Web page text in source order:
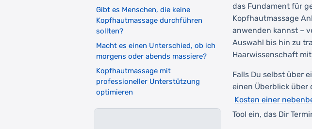
Gibt es Menschen, die keine
Kopfhautmassage durchführen
sollten?
Macht es einen Unterschied, ob ich
morgens oder abends massiere?
Kopfhautmassage mit
professioneller Unterstützung
optimieren
das Fundament für
Kopfhautmassage
anwenden kannst –
Auswahl bis hin zu
Haarwissenschaft
Falls Du selbst über
einen Überblick über
Kosten einer
Tool ein, das Dir